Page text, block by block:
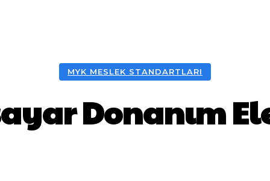
MYK MESLEK STANDARTLARI
Donanım